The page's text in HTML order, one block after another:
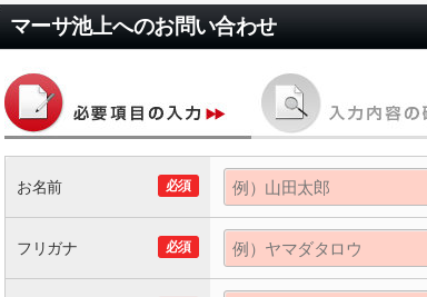
マーサ池上へのお問い合わせ
必須
お名前
必須
フリガナ